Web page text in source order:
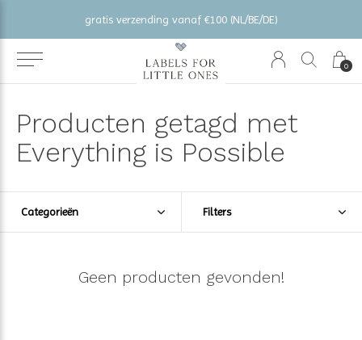
0
gratis verzending vanaf €100 (NL/BE/DE)
Producten getagd met
Everything is Possible
Categorieën Filters
Geen producten gevonden!